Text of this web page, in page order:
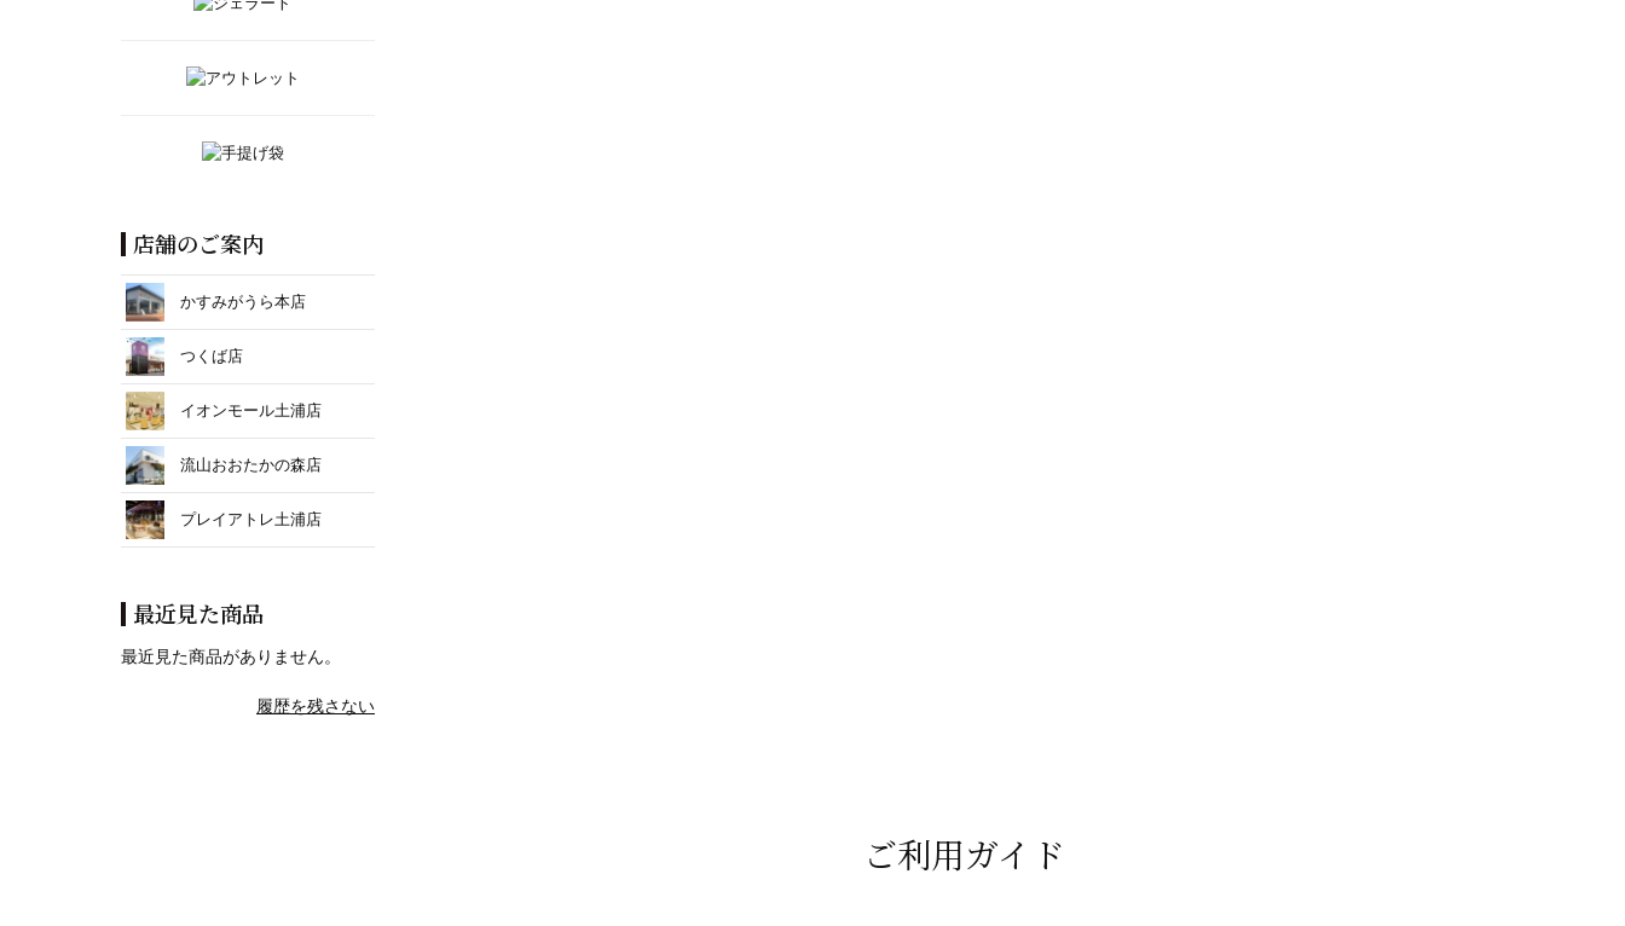
店舗のご案内
かすみがうら本店
つくば店
イオンモール土浦店
流山おおたかの森店
プレイアトレ土浦店
最近見た商品
最近見た商品がありません。
履歴を残さない
ご利用ガイド